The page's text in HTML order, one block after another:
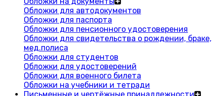
Обложки для автодокументов
Обложки для паспорта
Обложки для пенсионного удостоверения
Обложки для свидетельства о рождении, браке,
мед.полиса
Обложки для студентов
Обложки для удостоверений
Обложки для военного билета
Обложки на учебники и тетради